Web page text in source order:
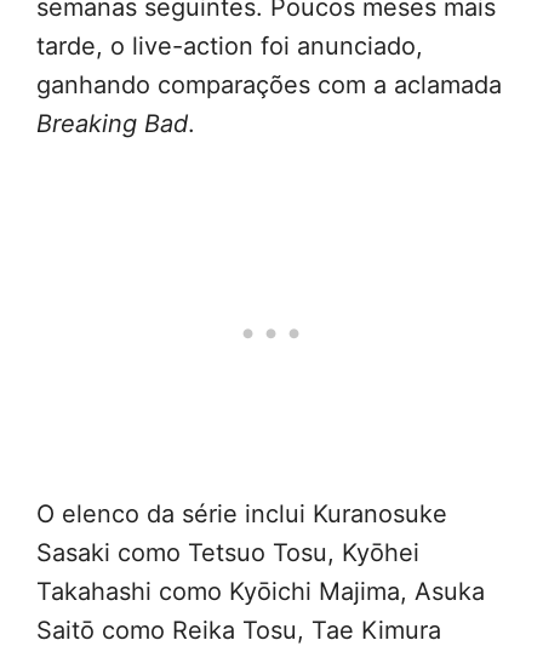
semanas seguintes. Poucos meses mais
tarde, o live-action foi anunciado,
ganhando comparações com a aclamada
Breaking Bad.
O elenco da série inclui Kuranosuke
Sasaki como Tetsuo Tosu, Kyōhei
Takahashi como Kyōichi Majima, Asuka
Saitō como Reika Tosu, Tae Kimura